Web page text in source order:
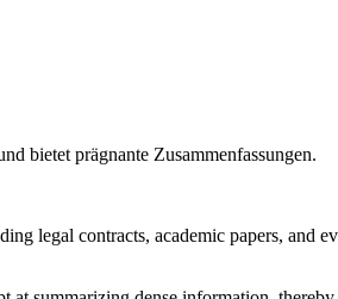
bietet prägnante Zusammenfassungen.
legal contracts, academic papers, and